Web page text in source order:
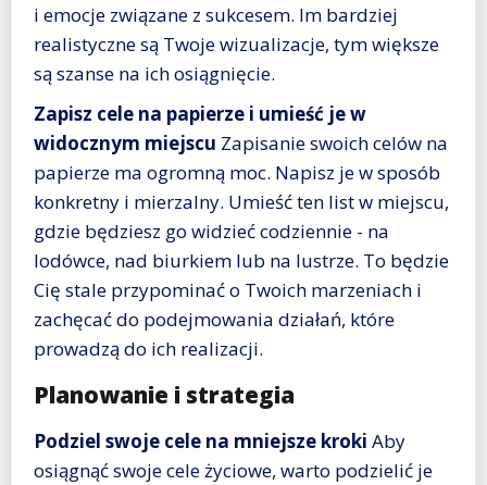
i emocje związane z sukcesem. Im bardziej
realistyczne są Twoje wizualizacje, tym większe
są szanse na ich osiągnięcie.
Zapisz cele na papierze i umieść je w
widocznym miejscu Zapisanie swoich celów na
papierze ma ogromną moc. Napisz je w sposób
konkretny i mierzalny. Umieść ten list w miejscu,
gdzie będziesz go widzieć codziennie - na
lodówce, nad biurkiem lub na lustrze. To będzie
Cię stale przypominać o Twoich marzeniach i
zachęcać do podejmowania działań, które
prowadzą do ich realizacji.
Planowanie i strategia
Podziel swoje cele na mniejsze kroki Aby
osiągnąć swoje cele życiowe, warto podzielić je